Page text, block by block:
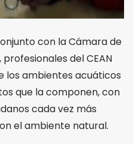
con la Cámara de
del CEAN
los ambientes acuáticos
que la componen, con
cada vez más
el ambiente natural.